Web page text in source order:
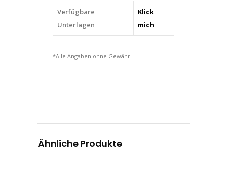
Verfügbare
Unterlagen
Klick
mich
*Alle Angaben ohne Gewähr.
Ähnliche Produkte